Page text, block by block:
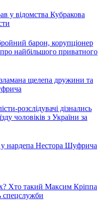
у відомства Кубракова
барон, корупціонер
найбільшого приватного
щелепа дружини та
розслідувачі дізнались
чоловіків з України за
у нардепа Нестора Шуфрича
Хто такий Максим Кріппа
спецслужби